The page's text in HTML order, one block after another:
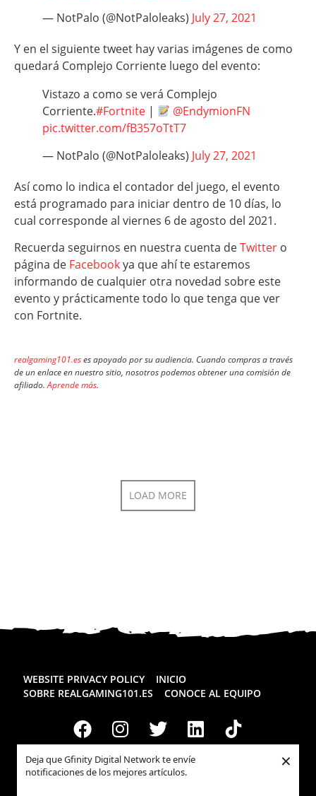
Deja que Gfinity Digital Network te envíe
notificaciones de los mejores artículos.
×
— NotPalo (@NotPaloleaks) July 27, 2021
Y en el siguiente tweet hay varias imágenes de como
quedará Complejo Corriente luego del evento:
Vistazo a como se verá Complejo
Corriente.#Fortnite |
@EndymionFN
pic.twitter.com/fB357oTtT7
— NotPalo (@NotPaloleaks) July 27, 2021
Así como lo indica el contador del juego, el evento
está programado para iniciar dentro de 10 días, lo
cual corresponde al viernes 6 de agosto del 2021.
Recuerda seguirnos en nuestra cuenta deTwitter o
página de Facebookya que ahí te estaremos
informando de cualquier otra novedad sobre este
evento y prácticamente todo lo que tenga que ver
con Fortnite.
realgaming101.eses apoyado por su audiencia. Cuando compras a través
de un enlace en nuestro sitio, nosotros podemos obtener una comisión de
afiliado.Aprende más.
LOAD MORE
WEBSITE PRIVACY POLICY
INICIO
SOBRE REALGAMING101.ES
CONOCE AL EQUIPO
Todos los derechos reservadosRealgaming.es